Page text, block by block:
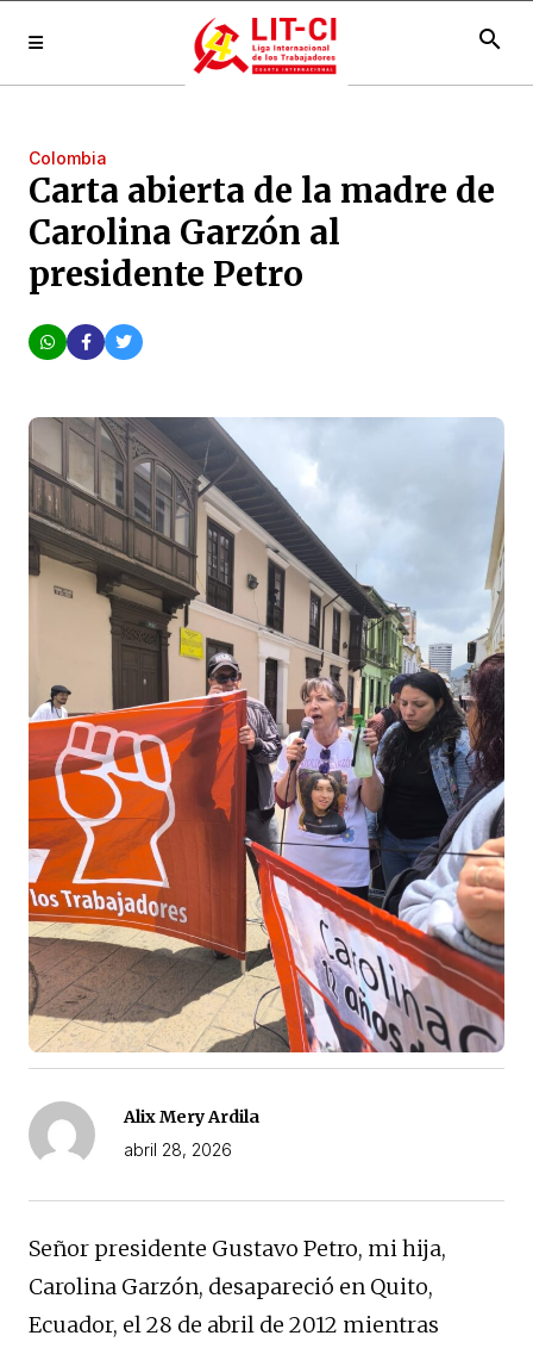
search
Colombia
Carta abierta de la madre de
Carolina Garzón al
presidente Petro
Alix Mery Ardila
abril 28, 2026
Señor presidente Gustavo Petro, mi hija,
Carolina Garzón, desapareció en Quito,
Ecuador, el 28 de abril de 2012 mientras